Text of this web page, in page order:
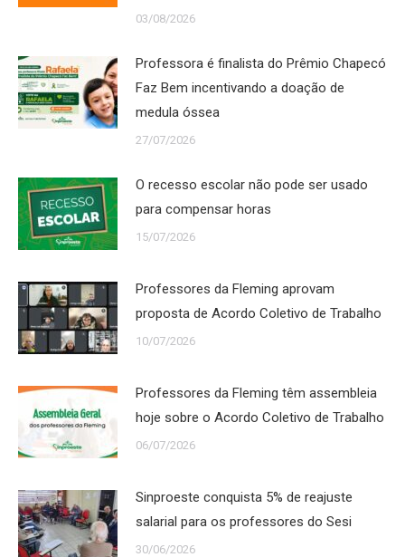
03/08/2026
Professora é finalista do Prêmio Chapecó
Faz Bem incentivando a doação de
medula óssea
27/07/2026
O recesso escolar não pode ser usado
para compensar horas
15/07/2026
Professores da Fleming aprovam
proposta de Acordo Coletivo de Trabalho
10/07/2026
Professores da Fleming têm assembleia
hoje sobre o Acordo Coletivo de Trabalho
06/07/2026
Sinproeste conquista 5% de reajuste
salarial para os professores do Sesi
30/06/2026